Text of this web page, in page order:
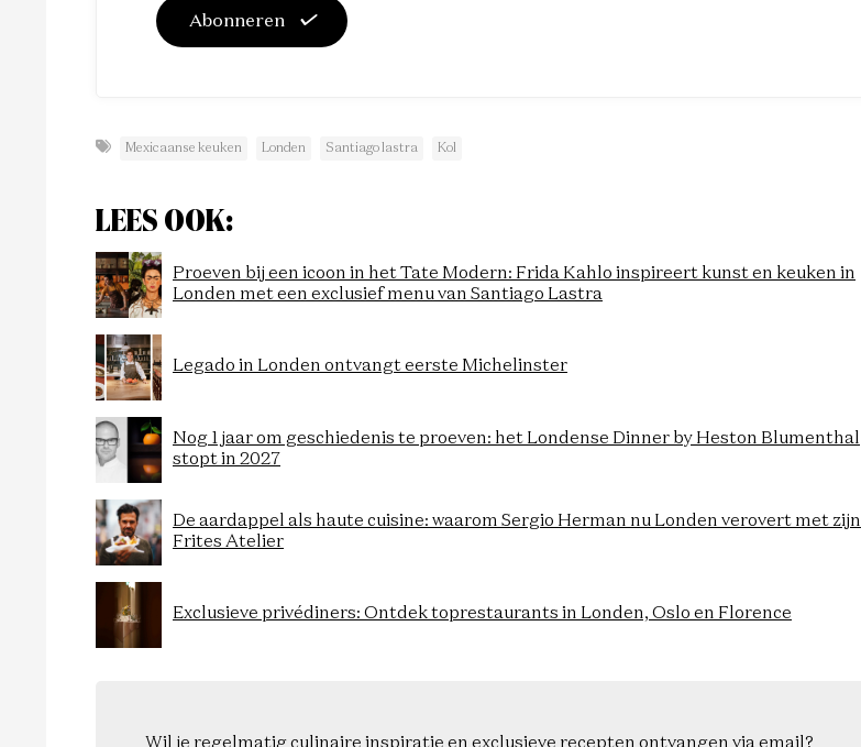
Abonneren
Mexicaanse keuken Londen Santiago lastra Kol
LEES OOK:
Proeven bij een icoon in het Tate Modern: Frida Kahlo inspireert kunst en keuken in
Londen met een exclusief menu van Santiago Lastra
Legado in Londen ontvangt eerste Michelinster
Nog 1 jaar om geschiedenis te proeven: het Londense Dinner by Heston Blumenthal
stopt in 2027
De aardappel als haute cuisine: waarom Sergio Herman nu Londen verovert met zijn
Frites Atelier
Exclusieve privédiners: Ontdek toprestaurants in Londen, Oslo en Florence
Wil je regelmatig culinaire inspiratie en exclusieve recepten ontvangen via email?